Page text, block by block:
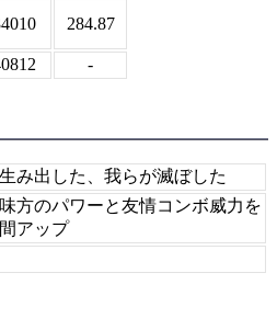
284.87
-
み出した、我らが滅ぼした
方のパワーと友情コンボ威力を
アップ